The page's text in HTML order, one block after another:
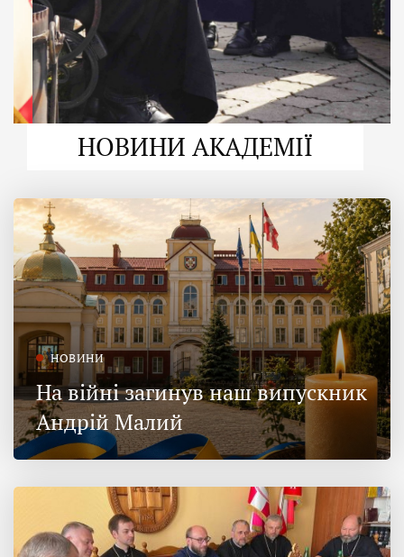
НОВИНИ АКАДЕМІЇ
НОВИНИ
На війні загинув наш випускник
Андрій Малий